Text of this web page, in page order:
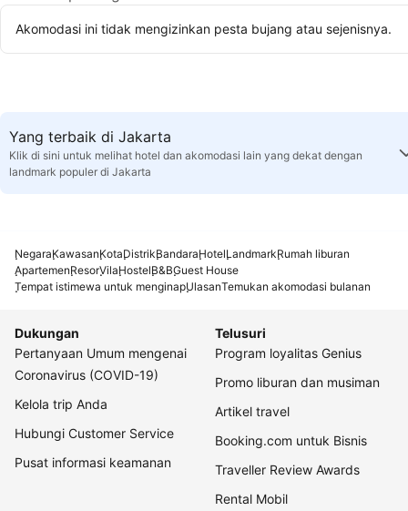
Akomodasi ini tidak mengizinkan pesta bujang atau sejenisnya.
Yang terbaik di Jakarta
Klik di sini untuk melihat hotel dan akomodasi lain yang dekat dengan
landmark populer di Jakarta
NegaraKawasanKotaDistrikBandaraHotelLandmarkRumah liburan
ApartemenResorVilaHostelB&BGuest House
Tempat istimewa untuk menginapUlasanTemukan akomodasi bulanan
Dukungan
Pertanyaan Umum mengenai
Coronavirus (COVID-19)
Kelola trip Anda
Hubungi Customer Service
Pusat informasi keamanan
Telusuri
Program loyalitas Genius
Promo liburan dan musiman
Artikel travel
Booking.com untuk Bisnis
Traveller Review Awards
Rental Mobil